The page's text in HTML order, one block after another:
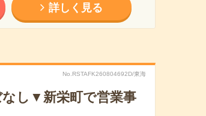
詳しく見る
No.RSTAFK260804692D/東海
なし▼新栄町で営業事